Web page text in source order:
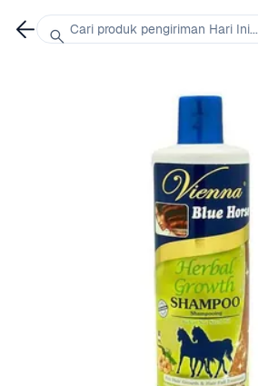
Cari produk pengiriman Hari Ini...